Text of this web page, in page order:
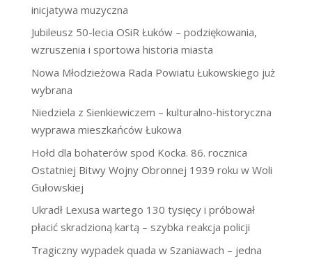
inicjatywa muzyczna
Jubileusz 50-lecia OSiR Łuków – podziękowania,
wzruszenia i sportowa historia miasta
Nowa Młodzieżowa Rada Powiatu Łukowskiego już
wybrana
Niedziela z Sienkiewiczem – kulturalno-historyczna
wyprawa mieszkańców Łukowa
Hołd dla bohaterów spod Kocka. 86. rocznica
Ostatniej Bitwy Wojny Obronnej 1939 roku w Woli
Gułowskiej
Ukradł Lexusa wartego 130 tysięcy i próbował
płacić skradzioną kartą – szybka reakcja policji
Tragiczny wypadek quada w Szaniawach – jedna